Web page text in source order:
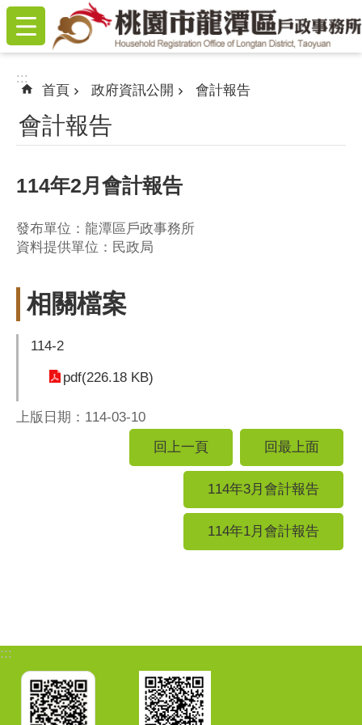
跳到主要內容區塊
:::
:::
首頁 政府資訊公開 會計報告
會計報告
114年2月會計報告
發布單位：龍潭區戶政事務所
資料提供單位：民政局
相關檔案
114-2
pdf(226.18 KB)
上版日期：114-03-10
回上一頁
回最上面
114年3月會計報告
114年1月會計報告
:::